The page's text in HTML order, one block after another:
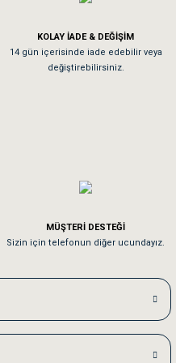
bayıldım
fiyatta olması iyi.
ulaştı. Jack russell köpeğim
KOLAY İADE & DEĞİŞİM
14 gün içerisinde iade edebilir veya
değiştirebilirsiniz.
MÜŞTERİ DESTEĞİ
Sizin için telefonun diğer ucundayız.